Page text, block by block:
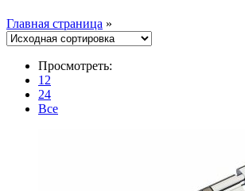
Главная страница »
Просмотреть:
12
24
Все